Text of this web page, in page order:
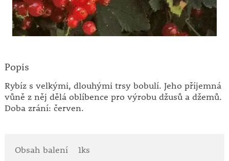
Popis
Rybíz s velkými, dlouhými trsy bobulí. Jeho příjemná
vůně z něj dělá oblíbence pro výrobu džusů a džemů.
Doba zrání: červen.
Obsah balení
1ks